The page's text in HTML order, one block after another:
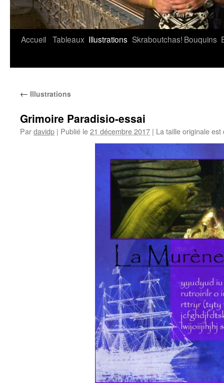
Accueil Tableaux Illustrations Skraboutchas! Bouquins
← Illustrations
Grimoire Paradisio-essai
Pardavidp | Publié le21 décembre 2017 | La taille originale